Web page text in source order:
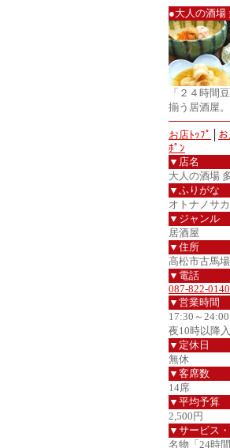
●大人の酒場
「２４時間
揃う居酒屋。
お店ﾄｯﾌﾟ
ﾎﾟﾝ
▼店名
大人の酒場
▼ふりがな
オトナノサ
▼ジャンル
居酒屋
▼住所
高松市古馬
▼電話
087-822-0140
▼営業時間
17:30～24:00
夜10時以降
▼定休日
無休
▼客席数
14席
▼平均予算
2,500円
▼サービス
名物「24時